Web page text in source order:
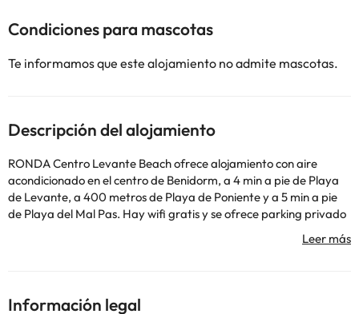
Condiciones para mascotas
Te informamos que este alojamiento no admite mascotas.
Descripción del alojamiento
RONDA Centro Levante Beach ofrece alojamiento con aire
acondicionado en el centro de Benidorm, a 4 min a pie de Playa
de Levante, a 400 metros de Playa de Poniente y a 5 min a pie
de Playa del Mal Pas. Hay wifi gratis y se ofrece parking privado
ciudad, zona de estar, TV de pantalla plana, cocina totalmente
fogones, además de cafetera y hervidor. Hay servicio de alquiler
Información legal